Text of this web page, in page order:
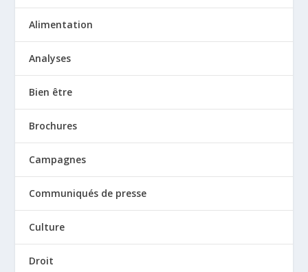
Alimentation
Analyses
Bien être
Brochures
Campagnes
Communiqués de presse
Culture
Droit